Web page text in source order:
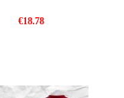
€18.78